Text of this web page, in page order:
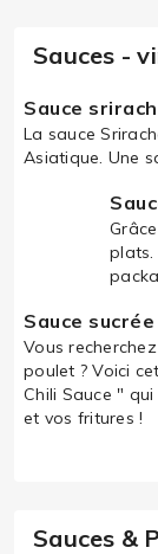
Sauces -
Sauce
La sauce
Asiatique. Une
plats.
Sauce
Vous
poulet ? Voici
Chili Sauce "
et vos fritures !
Sauces &